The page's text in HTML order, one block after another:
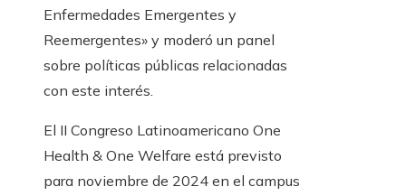
Enfermedades Emergentes y
Reemergentes» y moderó un panel
sobre políticas públicas relacionadas
con este interés.
El II Congreso Latinoamericano One
Health & One Welfare está previsto
para noviembre de 2024 en el campus